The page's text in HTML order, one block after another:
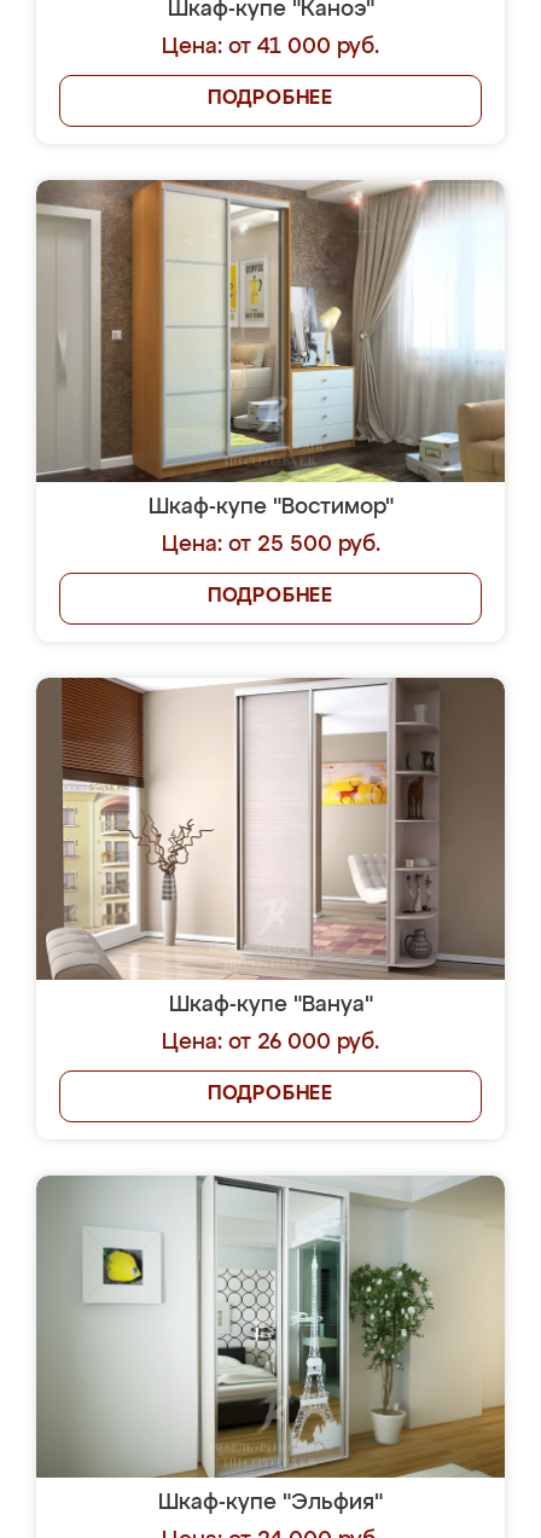
Шкаф-купе "Каноэ"
Цена: от 41 000 руб.
ПОДРОБНЕЕ
Шкаф-купе "Востимор"
Цена: от 25 500 руб.
ПОДРОБНЕЕ
Шкаф-купе "Вануа"
Цена: от 26 000 руб.
ПОДРОБНЕЕ
Шкаф-купе "Эльфия"